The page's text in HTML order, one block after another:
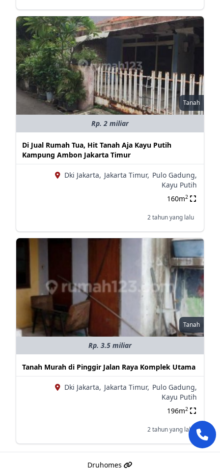
Tanah
Rp. 2 miliar
Di Jual Rumah Tua, Hit Tanah Aja Kayu Putih
Kampung Ambon Jakarta Timur
Dki Jakarta, Jakarta Timur, Pulo Gadung,
Kayu Putih
160m2
2 tahun yang lalu
Tanah
Rp. 3.5 miliar
Tanah Murah di Pinggir Jalan Raya Komplek Utama
Dki Jakarta, Jakarta Timur, Pulo Gadung,
Kayu Putih
196m2
2 tahun yang lalu
Druhomes